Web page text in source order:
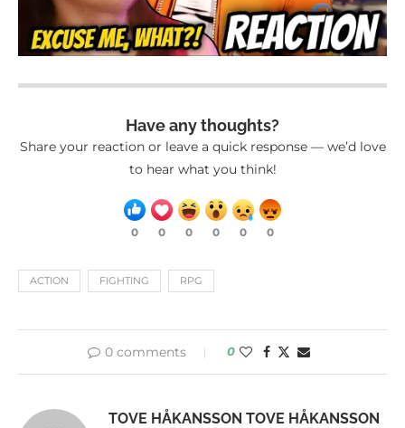
Have any thoughts?
Share your reaction or leave a quick response — we’d love
to hear what you think!
0 0 0 0 0 0
ACTION FIGHTING RPG
0 comments 0
TOVE HÅKANSSON TOVE HÅKANSSON